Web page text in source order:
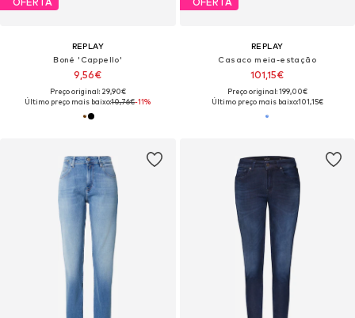
REPLAY
Boné 'Cappello'
9,56€
Preço original: 29,90€
Último preço mais baixo:10,76€-11%
REPLAY
Casaco meia-estação
101,15€
Preço original: 199,00€
Último preço mais baixo:101,15€